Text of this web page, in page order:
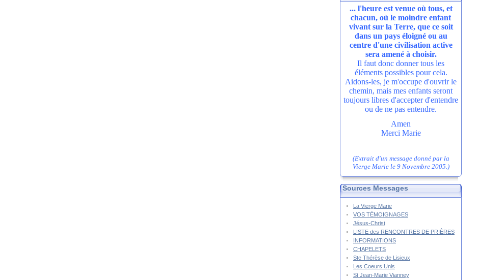
... l'heure est venue où tous, et
chacun, où le moindre enfant
vivant sur la Terre, que ce soit
dans un pays éloigné ou au
centre d'une civilisation active
sera amené à choisir.
Il faut donc donner tous les
éléments possibles pour cela.
Aidons-les, je m'occupe d'ouvrir le
chemin, mais mes enfants seront
toujours libres d'accepter d'entendre
ou de ne pas entendre.
Amen
Merci Marie
(Extrait d'un message donné par la
Vierge Marie le 9 Novembre 2005.)
Sources Messages
La Vierge Marie
VOS TÉMOIGNAGES
Jésus-Christ
LISTE des RENCONTRES DE PRIÈRES
INFORMATIONS
CHAPELETS
Ste Thérèse de Lisieux
Les Coeurs Unis
St Jean-Marie Vianney